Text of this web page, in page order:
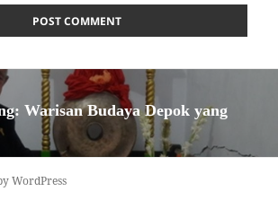
Warisan Budaya Depok yang
WordPress